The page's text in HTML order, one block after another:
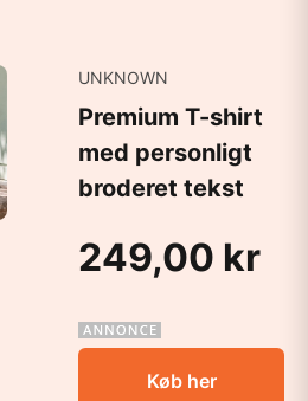
UNKNOWN
Premium T-shirt
med personligt
broderet tekst
249,00 kr
Køb her